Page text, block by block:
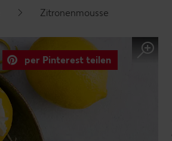
Zitronenmousse
per Pinterest teilen